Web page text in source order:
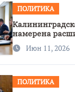
ПОЛИТИКА
намерена
Июн 11, 2026
ПОЛИТИКА